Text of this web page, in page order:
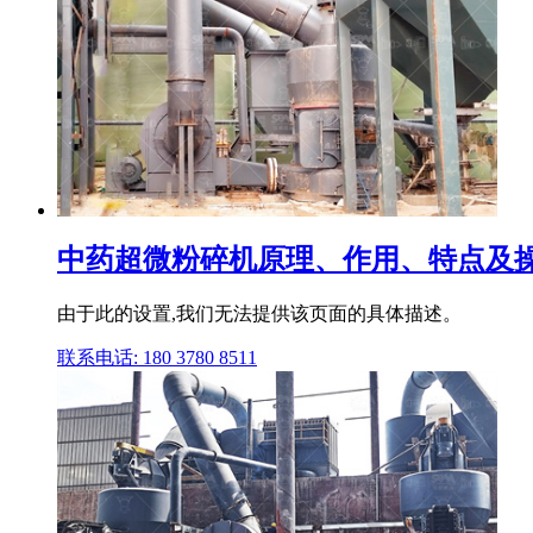
中药超微粉碎机原理、作用、特点及
由于此的设置,我们无法提供该页面的具体描述。
联系电话: 180 3780 8511